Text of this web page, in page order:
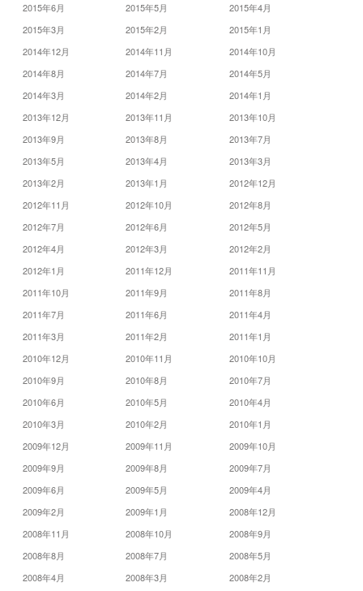
2015年6月
2015年5月
2015年4月
2015年3月
2015年2月
2015年1月
2014年12月
2014年11月
2014年10月
2014年8月
2014年7月
2014年5月
2014年3月
2014年2月
2014年1月
2013年12月
2013年11月
2013年10月
2013年9月
2013年8月
2013年7月
2013年5月
2013年4月
2013年3月
2013年2月
2013年1月
2012年12月
2012年11月
2012年10月
2012年8月
2012年7月
2012年6月
2012年5月
2012年4月
2012年3月
2012年2月
2012年1月
2011年12月
2011年11月
2011年10月
2011年9月
2011年8月
2011年7月
2011年6月
2011年4月
2011年3月
2011年2月
2011年1月
2010年12月
2010年11月
2010年10月
2010年9月
2010年8月
2010年7月
2010年6月
2010年5月
2010年4月
2010年3月
2010年2月
2010年1月
2009年12月
2009年11月
2009年10月
2009年9月
2009年8月
2009年7月
2009年6月
2009年5月
2009年4月
2009年2月
2009年1月
2008年12月
2008年11月
2008年10月
2008年9月
2008年8月
2008年7月
2008年5月
2008年4月
2008年3月 2008年2月